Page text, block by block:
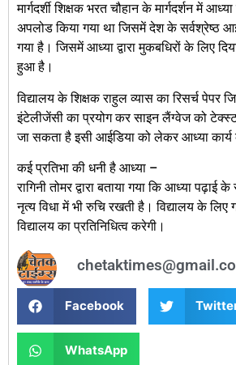
मार्गदर्शी शिक्षक भरत चौहान के मार्गदर्शन में
अपलोड किया गया था जिसमें देश के सर्वश्रेष्ठ
गया है। जिसमें आध्या द्वारा मुकबधिरों के लिए
हुआ है।
विद्यालय के शिक्षक राहुल व्यास का रिसर्च पेपर
इंटेलीजेंसी का प्रयोग कर साइन लैंग्वेज को
जा सकता है इसी आईडिया को लेकर आध्या कार्य
कई प्रतिभा की धनी है आध्या –
रागिनी तोमर द्वारा बताया गया कि आध्या पढ़ाई
नृत्य विधा में भी रुचि रखती है। विद्यालय के लिए
विद्यालय का प्रतिनिधित्व करेगी।
Facebook
WhatsApp